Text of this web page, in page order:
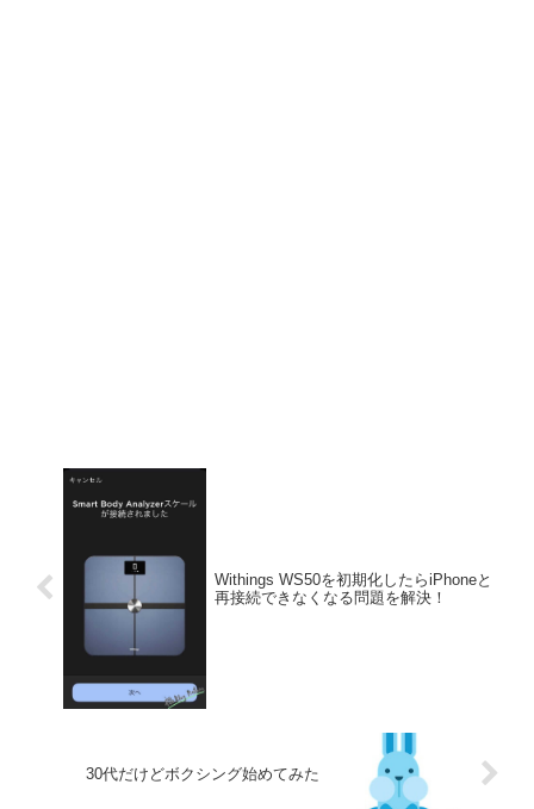
Withings WS50を初期化したらiPhoneと
再接続できなくなる問題を解決！
30代だけどボクシング始めてみた